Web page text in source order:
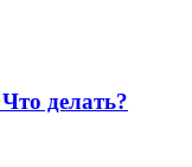
делать?